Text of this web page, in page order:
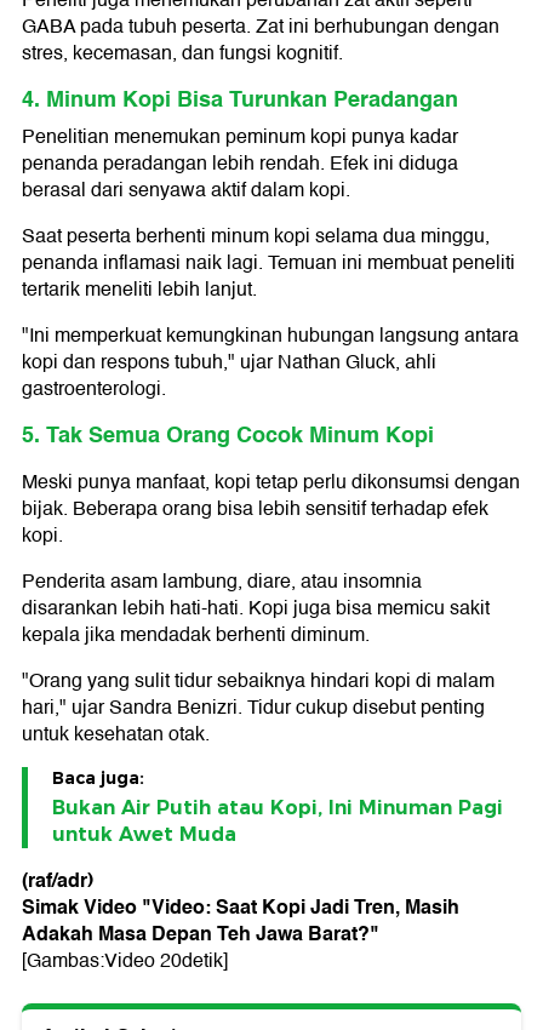
GABA pada tubuh peserta. Zat ini berhubungan dengan
stres, kecemasan, dan fungsi kognitif.
4. Minum Kopi Bisa Turunkan Peradangan
Penelitian menemukan peminum kopi punya kadar
penanda peradangan lebih rendah. Efek ini diduga
berasal dari senyawa aktif dalam kopi.
Saat peserta berhenti minum kopi selama dua minggu,
penanda inflamasi naik lagi. Temuan ini membuat peneliti
tertarik meneliti lebih lanjut.
"Ini memperkuat kemungkinan hubungan langsung antara
kopi dan respons tubuh," ujar Nathan Gluck, ahli
gastroenterologi.
5. Tak Semua Orang Cocok Minum Kopi
Meski punya manfaat, kopi tetap perlu dikonsumsi dengan
bijak. Beberapa orang bisa lebih sensitif terhadap efek
kopi.
Penderita asam lambung, diare, atau insomnia
disarankan lebih hati-hati. Kopi juga bisa memicu sakit
kepala jika mendadak berhenti diminum.
"Orang yang sulit tidur sebaiknya hindari kopi di malam
hari," ujar Sandra Benizri. Tidur cukup disebut penting
untuk kesehatan otak.
Baca juga:
Bukan Air Putih atau Kopi, Ini Minuman Pagi
untuk Awet Muda
(raf/adr)
Simak Video "Video: Saat Kopi Jadi Tren, Masih
Adakah Masa Depan Teh Jawa Barat?"
[Gambas:Video 20detik]